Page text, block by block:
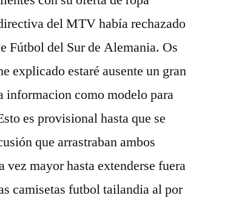
del MTV había rechazado
Fútbol del Sur de Alemania. Os
explicado estaré ausente un gran
informacion como modelo para
es provisional hasta que se
que arrastraban ambos
mayor hasta extenderse fuera
camisetas futbol tailandia al por